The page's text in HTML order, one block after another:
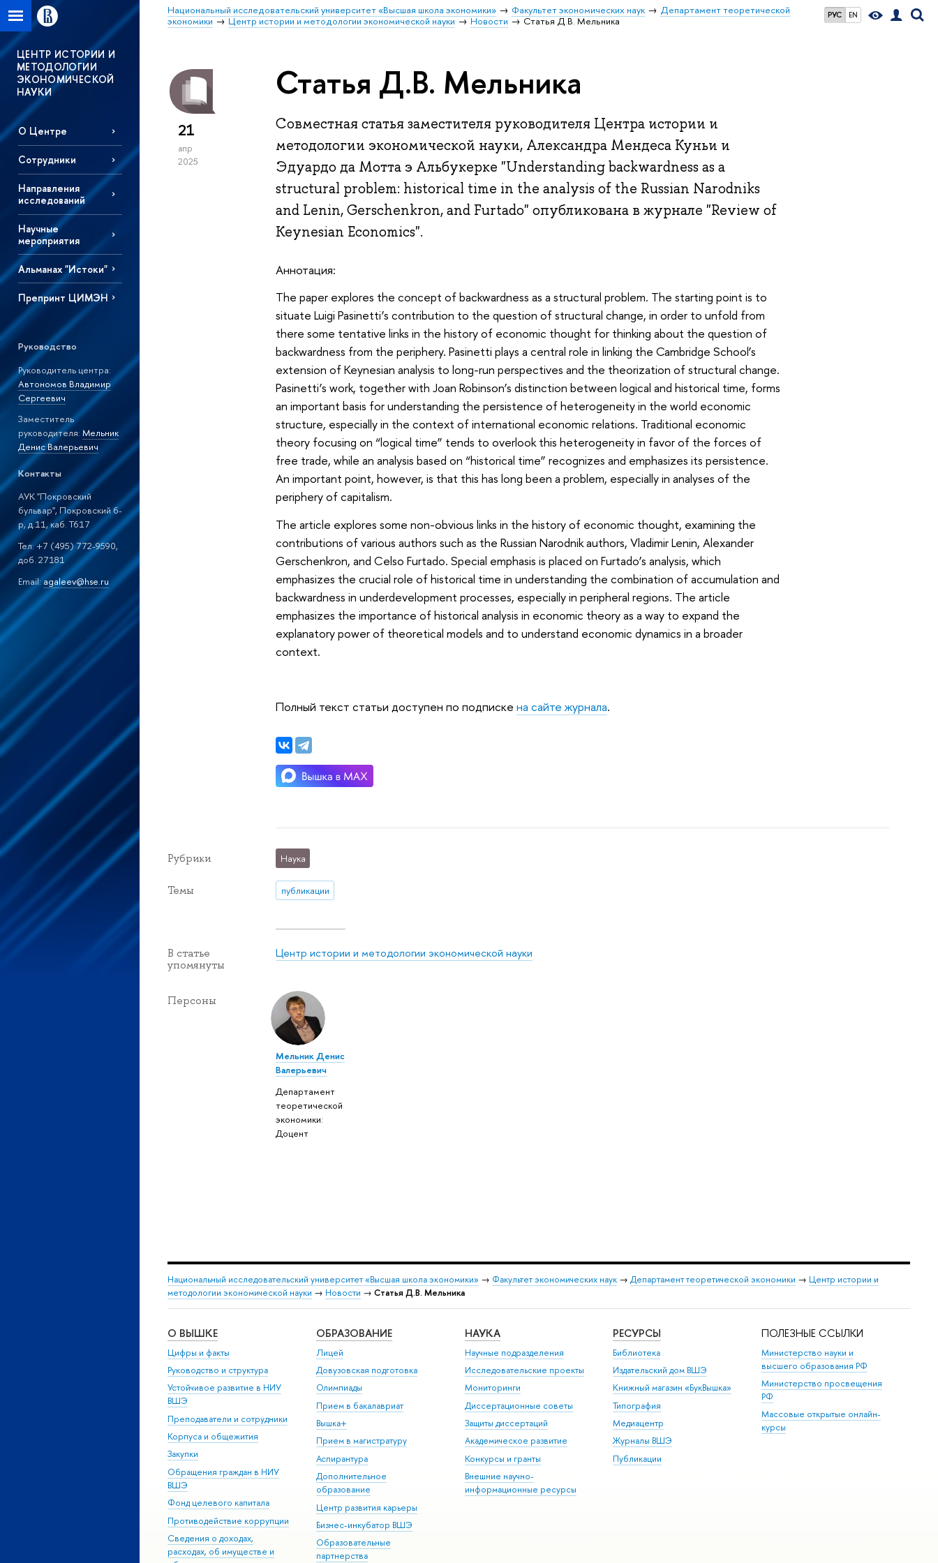
РУС EN
Национальный исследовательский университет «Высшая школа экономики» Факультет экономических наук
Департамент теоретической
экономики
Центр истории и методологии экономической науки Новости Статья Д.В. Мельника
ЦЕНТР ИСТОРИИ И
МЕТОДОЛОГИИ
ЭКОНОМИЧЕСКОЙ
НАУКИ
О Центре
Сотрудники
Направления
исследований
Научные
мероприятия
Альманах "Истоки"
Препринт ЦИМЭН
Руководство
Руководитель центра:
Автономов Владимир
Сергеевич
Заместитель
руководителя: Мельник
Денис Валерьевич
Контакты
АУК "Покровский
бульвар", Покровский б-
р, д.11, каб. T617
Тел: +7 (495) 772-9590,
доб. 27181
Email:agaleev@hse.ru
21
апр
2025
Статья Д.В. Мельника
Совместная статья заместителя руководителя Центра истории и
методологии экономической науки, Александра Мендеса Куньи и
Эдуардо да Мотта э Альбукерке "Understanding backwardness as a
structural problem: historical time in the analysis of the Russian Narodniks
and Lenin, Gerschenkron, and Furtado" опубликована в журнале "Review of
Keynesian Economics".
Аннотация:
The paper explores the concept of backwardness as a structural problem. The starting point is to
situate Luigi Pasinetti’s contribution to the question of structural change, in order to unfold from
there some tentative links in the history of economic thought for thinking about the question of
backwardness from the periphery. Pasinetti plays a central role in linking the Cambridge School’s
extension of Keynesian analysis to long-run perspectives and the theorization of structural change.
Pasinetti’s work, together with Joan Robinson’s distinction between logical and historical time, forms
an important basis for understanding the persistence of heterogeneity in the world economic
structure, especially in the context of international economic relations. Traditional economic
theory focusing on “logical time” tends to overlook this heterogeneity in favor of the forces of
free trade, while an analysis based on “historical time” recognizes and emphasizes its persistence.
An important point, however, is that this has long been a problem, especially in analyses of the
periphery of capitalism.
The article explores some non-obvious links in the history of economic thought, examining the
contributions of various authors such as the Russian Narodnik authors, Vladimir Lenin, Alexander
Gerschenkron, and Celso Furtado. Special emphasis is placed on Furtado’s analysis, which
emphasizes the crucial role of historical time in understanding the combination of accumulation and
backwardness in underdevelopment processes, especially in peripheral regions. The article
emphasizes the importance of historical analysis in economic theory as a way to expand the
explanatory power of theoretical models and to understand economic dynamics in a broader
context.
Полный текст статьи доступен по подпискена сайте журнала.
Рубрики Наука
Темы публикации
В статье
упомянуты
Центр истории и методологии экономической науки
Персоны
Мельник Денис
Валерьевич
Департамент
теоретической
экономики:
Доцент
Национальный исследовательский университет «Высшая школа экономики» → Факультет экономических наук → Департамент теоретической экономики → Центр истории и
методологии экономической науки → Новости → Статья Д.В. Мельника
О ВЫШКЕ
Цифры и факты
Руководство и структура
Устойчивое развитие в НИУ
ВШЭ
Преподаватели и сотрудники
Корпуса и общежития
Закупки
Обращения граждан в НИУ
ВШЭ
Фонд целевого капитала
Противодействие коррупции
Сведения о доходах,
расходах, об имуществе и
ОБРАЗОВАНИЕ
Лицей
Довузовская подготовка
Олимпиады
Прием в бакалавриат
Вышка+
Прием в магистратуру
Аспирантура
Дополнительное
образование
Центр развития карьеры
Бизнес-инкубатор ВШЭ
Образовательные
партнерства
НАУКА
Научные подразделения
Исследовательские проекты
Мониторинги
Диссертационные советы
Защиты диссертаций
Академическое развитие
Конкурсы и гранты
Внешние научно-
информационные ресурсы
РЕСУРСЫ
Библиотека
Издательский дом ВШЭ
Книжный магазин «БукВышка»
Типография
Медиацентр
Журналы ВШЭ
Публикации
ПОЛЕЗНЫЕ ССЫЛКИ
Министерство науки и
высшего образования РФ
Министерство просвещения
РФ
Массовые открытые онлайн-
курсы